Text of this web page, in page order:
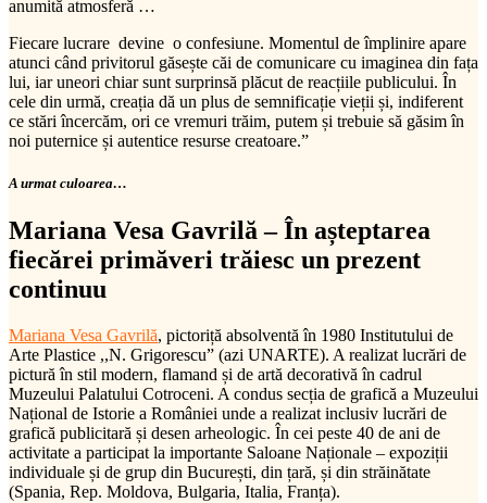
anumită atmosferă …
Fiecare lucrare devine o confesiune. Momentul de împlinire apare
atunci când privitorul găsește căi de comunicare cu imaginea din fața
lui, iar uneori chiar sunt surprinsă plăcut de reacțiile publicului. În
cele din urmă, creația dă un plus de semnificație vieții și, indiferent
ce stări încercăm, ori ce vremuri trăim, putem și trebuie să găsim în
noi puternice și autentice resurse creatoare.”
A urmat culoarea…
Mariana Vesa Gavrilă – În așteptarea
fiecărei primăveri trăiesc un prezent
continuu
Mariana Vesa Gavrilă, pictoriță absolventă în 1980 Institutului de
Arte Plastice ,,N. Grigorescu” (azi UNARTE). A realizat lucrări de
pictură în stil modern, flamand și de artă decorativă în cadrul
Muzeului Palatului Cotroceni. A condus secția de grafică a Muzeului
Național de Istorie a României unde a realizat inclusiv lucrări de
grafică publicitară și desen arheologic. În cei peste 40 de ani de
activitate a participat la importante Saloane Naționale – expoziții
individuale și de grup din București, din țară, și din străinătate
(Spania, Rep. Moldova, Bulgaria, Italia, Franța).